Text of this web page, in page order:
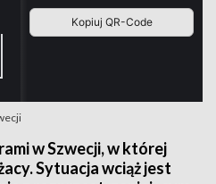
w Szwecji, w której
Sytuacja wciąż jest